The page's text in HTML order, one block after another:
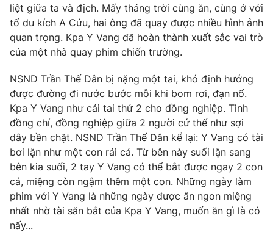
liệt giữa ta và địch. Mấy tháng trời cùng ăn, cùng ở với
tổ du kích A Cứu, hai ông đã quay được nhiều hình ảnh
quan trọng. Kpa Y Vang đã hoàn thành xuất sắc vai trò
của một nhà quay phim chiến trường.
NSND Trần Thế Dân bị nặng một tai, khó định hướng
được đường đi nước bước mỗi khi bom rơi, đạn nổ.
Kpa Y Vang như cái tai thứ 2 cho đồng nghiệp. Tình
đồng chí, đồng nghiệp giữa 2 người cứ thế như sợi
dây bền chặt. NSND Trần Thế Dân kể lại: Y Vang có tài
bơi lặn như một con rái cá. Từ bên này suối lặn sang
bên kia suối, 2 tay Y Vang có thể bắt được ngay 2 con
cá, miệng còn ngậm thêm một con. Những ngày làm
phim với Y Vang là những ngày được ăn ngon miệng
nhất nhờ tài săn bắt của Kpa Y Vang, muốn ăn gì là có
nấy...